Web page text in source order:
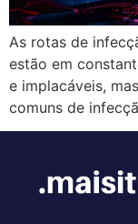
As rotas de
estão em
e implacáveis,
comuns de